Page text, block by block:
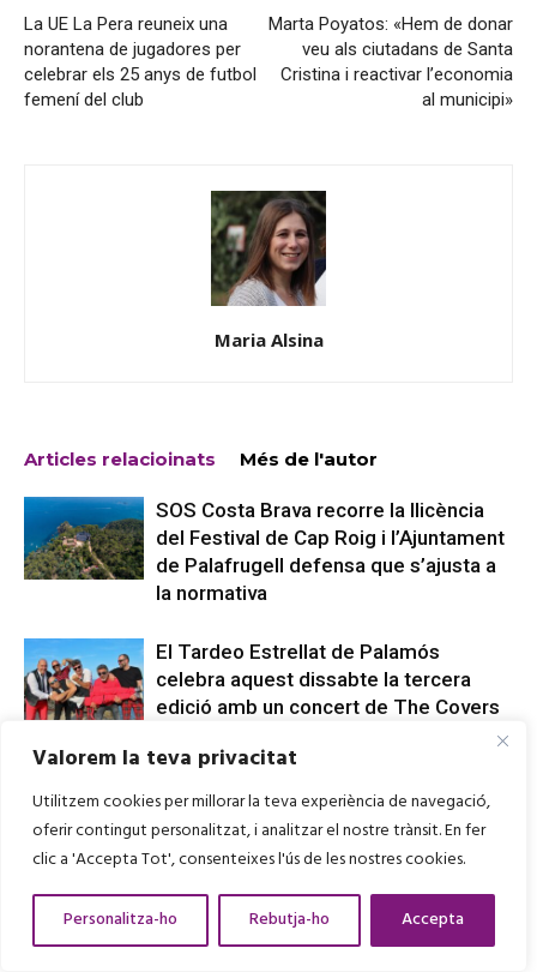
Valorem la teva privacitat
Utilitzem cookies per millorar la teva experiència de navegació,
oferir contingut personalitzat, i analitzar el nostre trànsit. En fer
clic a 'Accepta Tot', consenteixes l'ús de les nostres cookies.
Personalitza-ho Rebutja-ho Accepta
La UE La Pera reuneix una
norantena de jugadores per
celebrar els 25 anys de futbol
femení del club
Marta Poyatos: «Hem de donar
veu als ciutadans de Santa
Cristina i reactivar l’economia
al municipi»
Maria Alsina
Articles relacioinats Més de l'autor
SOS Costa Brava recorre la llicència
del Festival de Cap Roig i l’Ajuntament
de Palafrugell defensa que s’ajusta a
la normativa
El Tardeo Estrellat de Palamós
celebra aquest dissabte la tercera
edició amb un concert de The Covers
Los Delinqüentes inauguren el Guíxols
Arena davant de prop de 3.000
persones malgrat la pluja